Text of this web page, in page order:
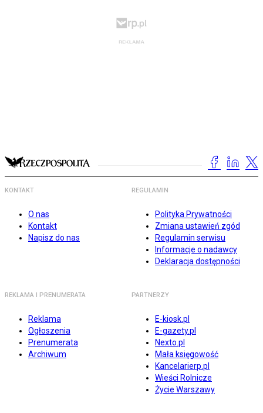
KONTAKT
O nas
Kontakt
Napisz do nas
REGULAMIN
Polityka Prywatności
Zmiana ustawień zgód
Regulamin serwisu
Informacje o nadawcy
Deklaracja dostępności
REKLAMA I PRENUMERATA
Reklama
Ogłoszenia
Prenumerata
Archiwum
PARTNERZY
E-kiosk.pl
E-gazety.pl
Nexto.pl
Mała księgowość
Kancelarierp.pl
Wieści Rolnicze
Życie Warszawy